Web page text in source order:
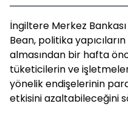
İngiltere Merkez Bankası
Bean, politika
almasından bir hafta
tüketicilerin ve
yönelik endişelerinin
etkisini azaltabileceğini